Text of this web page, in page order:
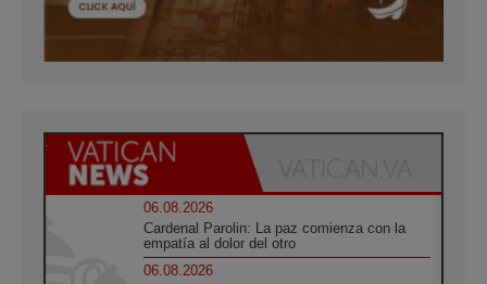
06.08.2026
Cardenal Parolin: La paz comienza con la
empatía al dolor del otro
06.08.2026